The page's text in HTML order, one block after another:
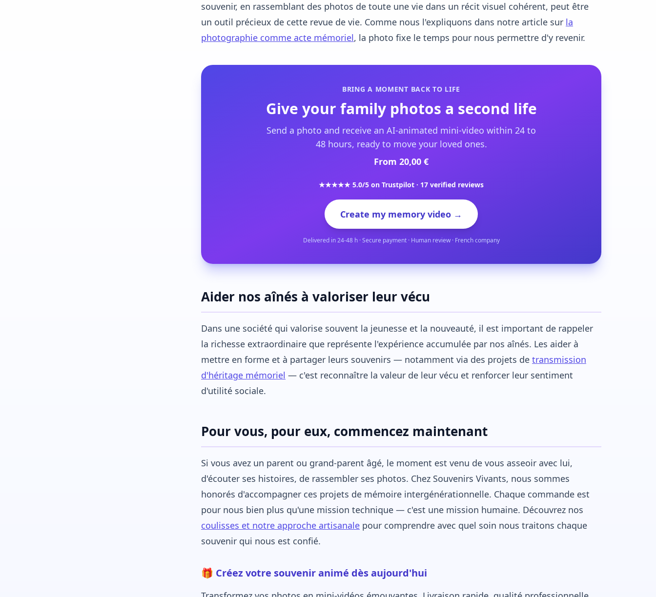
souvenir, en rassemblant des photos de toute une vie dans un récit visuel cohérent, peut être
un outil précieux de cette revue de vie. Comme nous l'expliquons dans notre article sur la
photographie comme acte mémoriel, la photo fixe le temps pour nous permettre d'y revenir.
BRING A MOMENT BACK TO LIFE
Give your family photos a second life
Send a photo and receive an AI-animated mini-video within 24 to
48 hours, ready to move your loved ones.
From 20,00 €
★★★★★ 5.0/5 on Trustpilot · 17 verified reviews
Create my memory video →
Delivered in 24-48 h · Secure payment · Human review · French company
Aider nos aînés à valoriser leur vécu
Dans une société qui valorise souvent la jeunesse et la nouveauté, il est important de rappeler
la richesse extraordinaire que représente l'expérience accumulée par nos aînés. Les aider à
mettre en forme et à partager leurs souvenirs — notamment via des projets de transmission
d'héritage mémoriel — c'est reconnaître la valeur de leur vécu et renforcer leur sentiment
d'utilité sociale.
Pour vous, pour eux, commencez maintenant
Si vous avez un parent ou grand-parent âgé, le moment est venu de vous asseoir avec lui,
d'écouter ses histoires, de rassembler ses photos. Chez Souvenirs Vivants, nous sommes
honorés d'accompagner ces projets de mémoire intergénérationnelle. Chaque commande est
pour nous bien plus qu'une mission technique — c'est une mission humaine. Découvrez nos
coulisses et notre approche artisanale pour comprendre avec quel soin nous traitons chaque
souvenir qui nous est confié.
🎁 Créez votre souvenir animé dès aujourd'hui